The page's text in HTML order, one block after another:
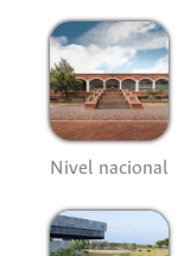
Nivel nacional